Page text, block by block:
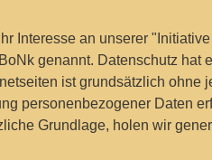
Interesse an unserer
genannt. Datenschutz hat
ist grundsätzlich ohne
personenbezogener Daten
Grundlage, holen wir